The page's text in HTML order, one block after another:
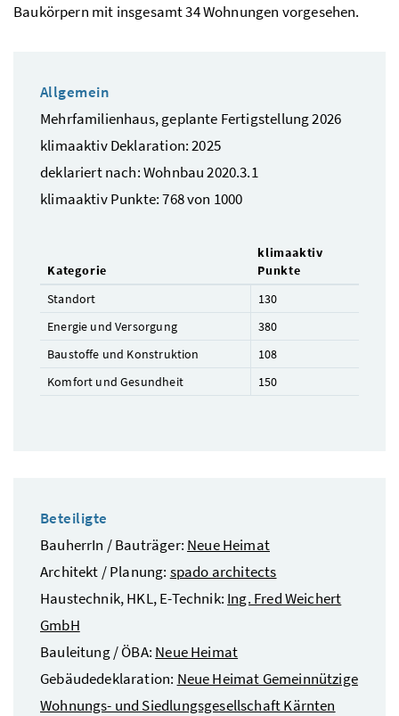
Baukörpern mit insgesamt 34 Wohnungen vorgesehen.
Allgemein
Mehrfamilienhaus, geplante Fertigstellung 2026
klimaaktiv Deklaration: 2025
deklariert nach: Wohnbau 2020.3.1
klimaaktiv Punkte: 768 von 1000
Kategorie
klimaaktiv
Punkte
Standort
130
Energie und Versorgung
380
Baustoffe und Konstruktion
108
Komfort und Gesundheit
150
Beteiligte
BauherrIn / Bauträger: Neue Heimat
Architekt / Planung: spado architects
Haustechnik, HKL, E-Technik: Ing. Fred Weichert
GmbH
Bauleitung / ÖBA: Neue Heimat
Gebäudedeklaration: Neue Heimat Gemeinnützige
Wohnungs- und Siedlungsgesellschaft Kärnten